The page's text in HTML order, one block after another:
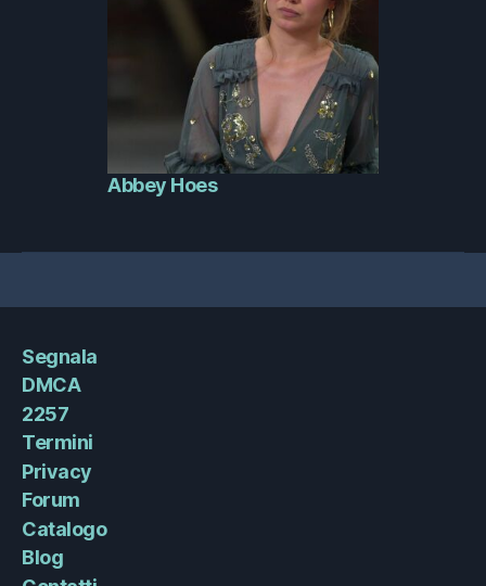
Abbey Hoes
Segnala
DMCA
2257
Termini
Privacy
Forum
Catalogo
Blog